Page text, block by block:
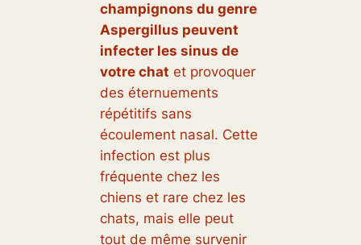
champignons du genre
Aspergillus peuvent
infecter les sinus de
votre chat et provoquer
des éternuements
répétitifs sans
écoulement nasal. Cette
infection est plus
fréquente chez les
chiens et rare chez les
chats, mais elle peut
tout de même survenir